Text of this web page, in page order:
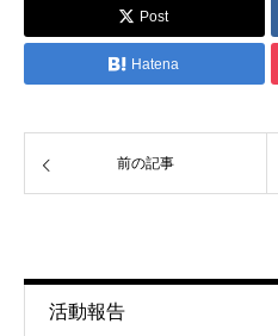
Post
Hatena
前の記事
活動報告